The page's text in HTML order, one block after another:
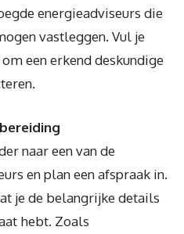
energieadviseurs die
vastleggen. Vul je
een erkend deskundige
naar een van de
en plan een afspraak in.
je de belangrijke details
hebt. Zoals